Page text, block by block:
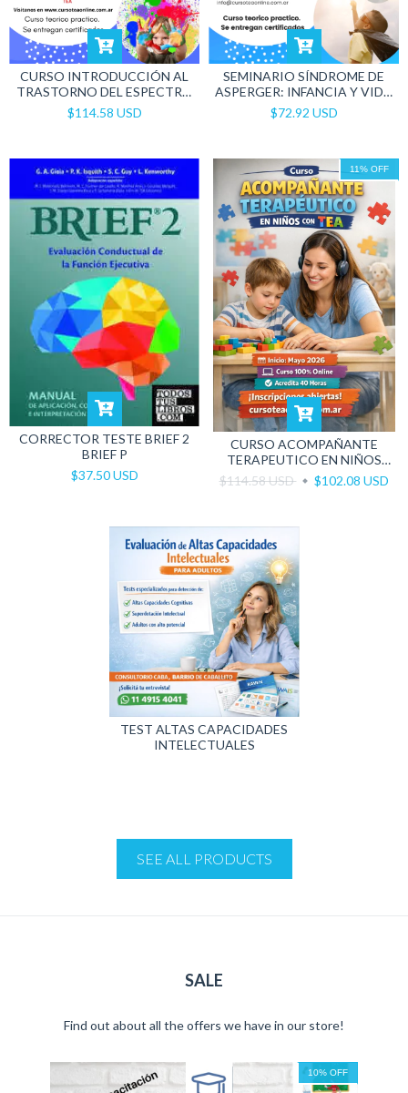
CURSO INTRODUCCIÓN AL
TRASTORNO DEL ESPECTRO
AUTISTA TEA
$114.58 USD
SEMINARIO SÍNDROME DE
ASPERGER: INFANCIA Y VIDA
ADULTA.
$72.92 USD
CORRECTOR TESTE BRIEF 2
BRIEF P
$37.50 USD
11% OFF
CURSO ACOMPAÑANTE
TERAPEUTICO EN NIÑOS
CON AUTISMO
$114.58 USD $102.08 USD
TEST ALTAS CAPACIDADES
INTELECTUALES
SEE ALL PRODUCTS
SALE
Find out about all the offers we have in our store!
10% OFF